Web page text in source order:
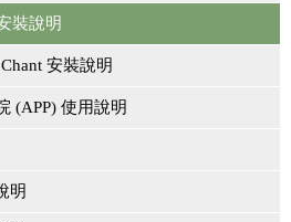
裝說明
安裝說明
(APP) 使用說明
明